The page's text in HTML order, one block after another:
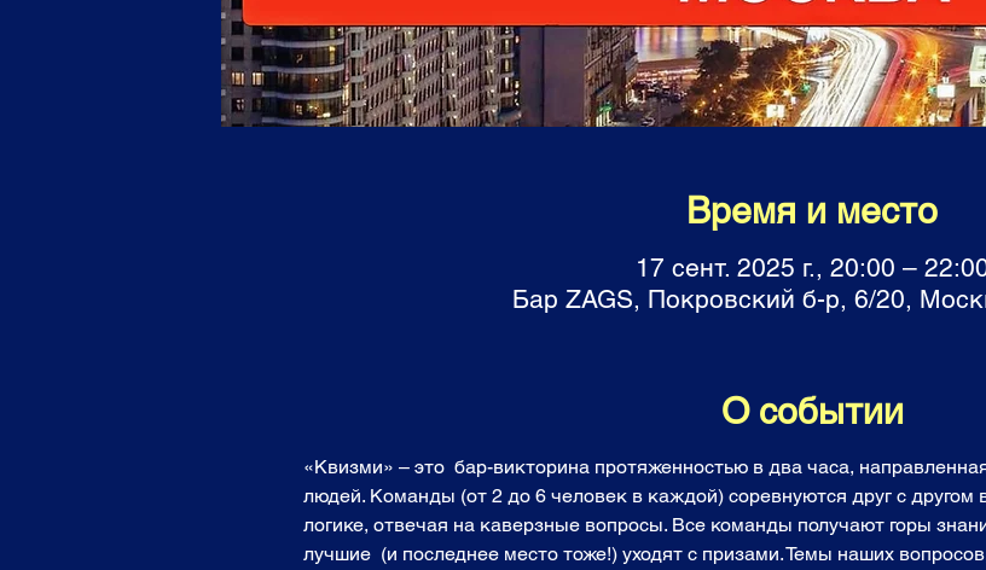
Время и место
17 сент. 2025 г., 20:00 –
Бар ZAGS, Покровский б-р, 6/20,
О событии
«Квизми» – это  бар-викторина протяженностью в два часа,
людей. Команды (от 2 до 6 человек в каждой) соревнуются друг с другом
логике, отвечая на каверзные вопросы. Все команды получают горы
лучшие  (и последнее место тоже!) уходят с призами. Темы наших